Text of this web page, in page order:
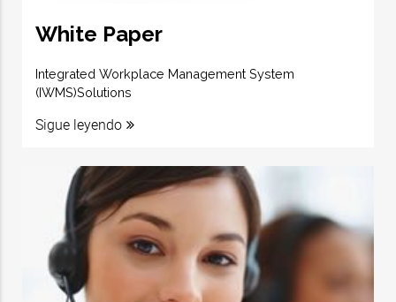
White Paper
Integrated Workplace Management System
(IWMS)Solutions
Sigue leyendo